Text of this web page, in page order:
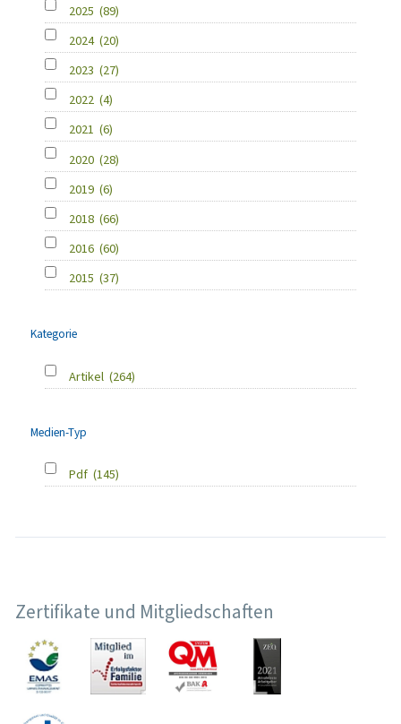
2025 (89)
2024 (20)
2023 (27)
2022 (4)
2021 (6)
2020 (28)
2019 (6)
2018 (66)
2016 (60)
2015 (37)
Kategorie
Artikel (264)
Medien-Typ
Pdf (145)
Zertifikate und Mitgliedschaften